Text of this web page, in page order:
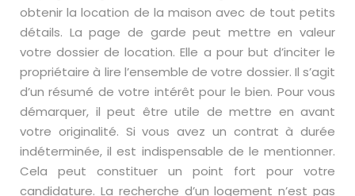
obtenir la location de la maison avec de tout petits
détails. La page de garde peut mettre en valeur
votre dossier de location. Elle a pour but d’inciter le
propriétaire à lire l’ensemble de votre dossier. Il s’agit
d’un résumé de votre intérêt pour le bien. Pour vous
démarquer, il peut être utile de mettre en avant
votre originalité. Si vous avez un contrat à durée
indéterminée, il est indispensable de le mentionner.
Cela peut constituer un point fort pour votre
candidature. La recherche d’un logement n’est pas